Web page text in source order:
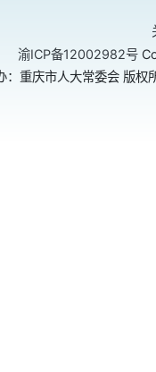
渝ICP备12002982号
：重庆市人大常委会 版